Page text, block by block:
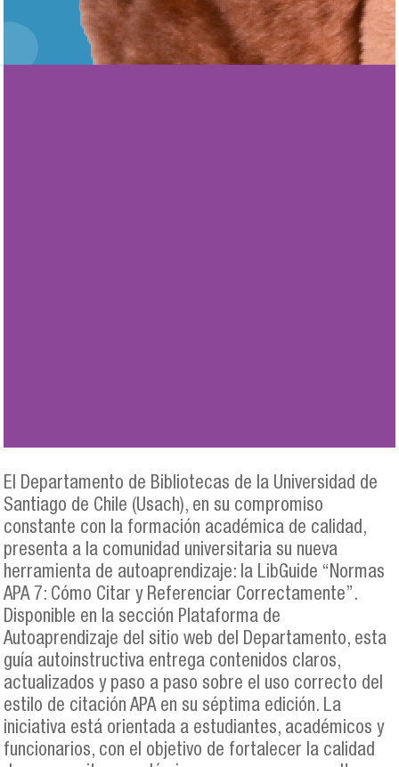
El Departamento de Bibliotecas de la Universidad de
Santiago de Chile (Usach), en su compromiso
constante con la formación académica de calidad,
presenta a la comunidad universitaria su nueva
herramienta de autoaprendizaje: la LibGuide “Normas
APA 7: Cómo Citar y Referenciar Correctamente”.
Disponible en la sección Plataforma de
Autoaprendizaje del sitio web del Departamento, esta
guía autoinstructiva entrega contenidos claros,
actualizados y paso a paso sobre el uso correcto del
estilo de citación APA en su séptima edición. La
iniciativa está orientada a estudiantes, académicos y
funcionarios, con el objetivo de fortalecer la calidad